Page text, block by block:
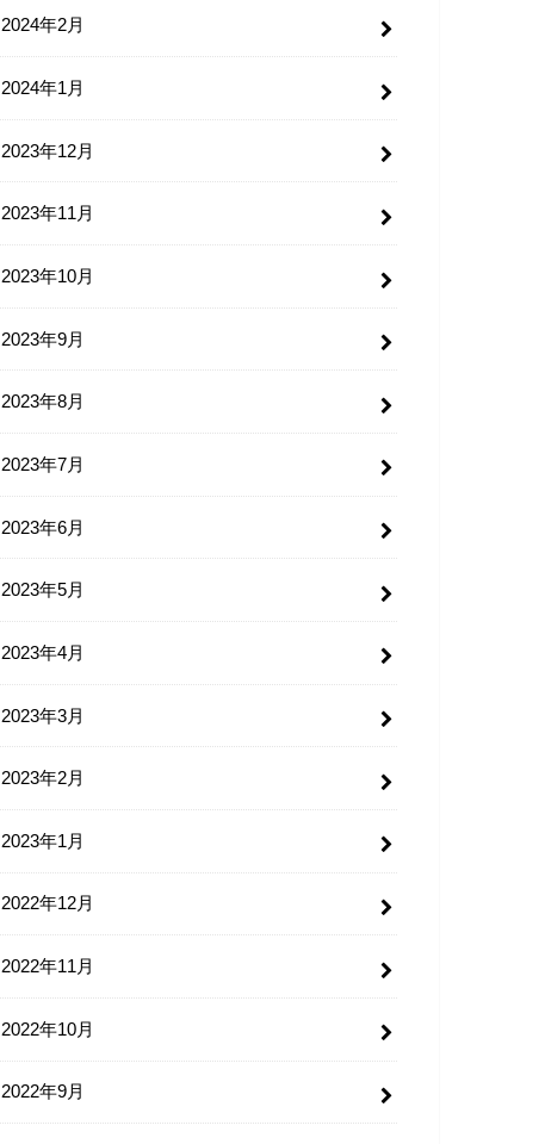
2024年2月
2024年1月
2023年12月
2023年11月
2023年10月
2023年9月
2023年8月
2023年7月
2023年6月
2023年5月
2023年4月
2023年3月
2023年2月
2023年1月
2022年12月
2022年11月
2022年10月
2022年9月